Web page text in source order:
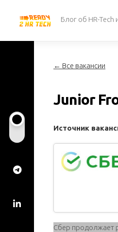
содержанию
Блог об HR-Tech
← Все вакансии
Junior
Источник
Cбер продолжает